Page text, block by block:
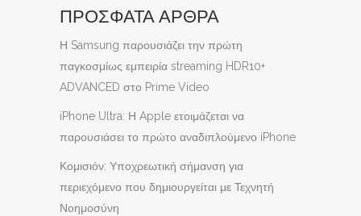
ΠΡΟΣΦΑΤΑ ΑΡΘΡΑ
Η Samsung παρουσιάζει την πρώτη
παγκοσμίως εμπειρία streaming HDR10+
ADVANCED στο Prime Video
iPhone Ultra: Η Apple ετοιμάζεται να
παρουσιάσει το πρώτο αναδιπλούμενο iPhone
Κομισιόν: Υποχρεωτική σήμανση για
περιεχόμενο που δημιουργείται με Τεχνητή
Νοημοσύνη